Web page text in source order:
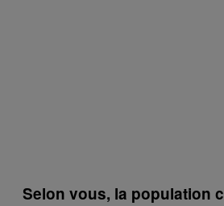
Selon vous, la population